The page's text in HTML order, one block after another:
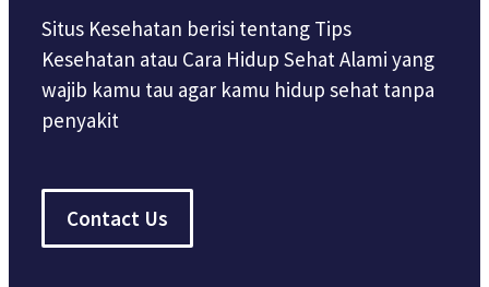
Situs Kesehatan berisi tentang Tips
Kesehatan atau Cara Hidup Sehat Alami yang
wajib kamu tau agar kamu hidup sehat tanpa
penyakit
Contact Us